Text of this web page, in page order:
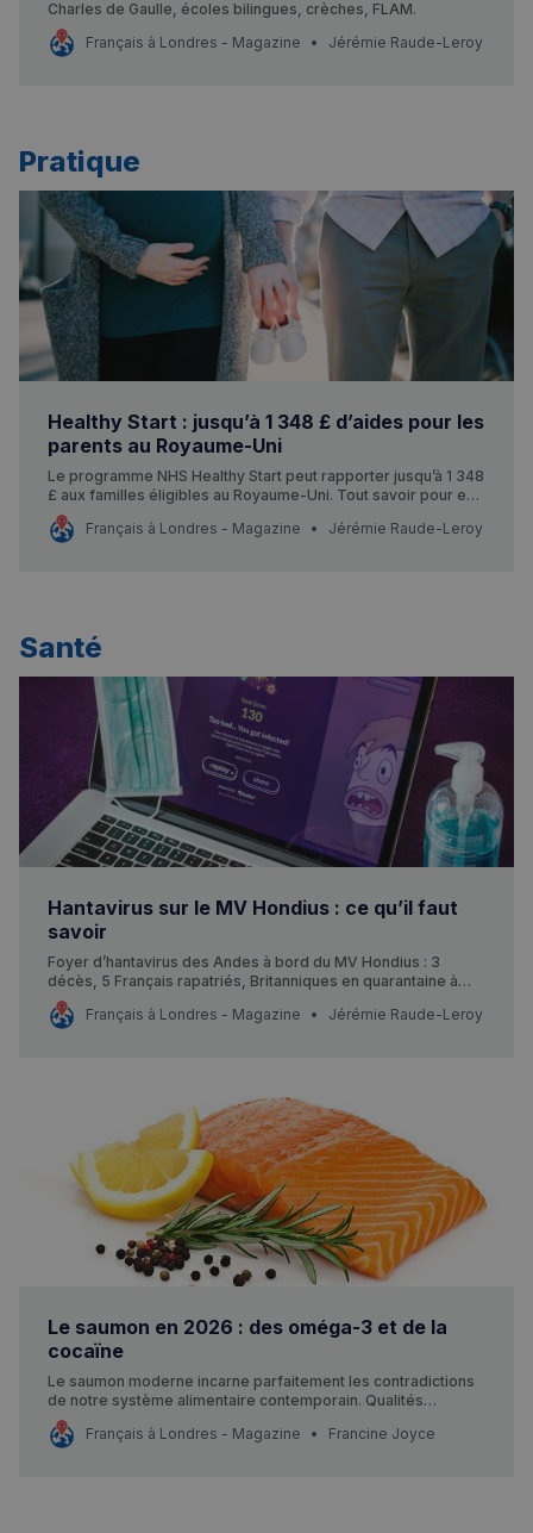
Charles de Gaulle, écoles bilingues, crèches, FLAM.
Français à Londres - Magazine
Jérémie Raude-Leroy
Pratique
Healthy Start : jusqu’à 1 348 £ d’aides pour les
parents au Royaume-Uni
Le programme NHS Healthy Start peut rapporter jusqu’à 1 348
£ aux familles éligibles au Royaume-Uni. Tout savoir pour en
profiter en tant que francophone.
Français à Londres - Magazine
Jérémie Raude-Leroy
Santé
Hantavirus sur le MV Hondius : ce qu’il faut
savoir
Foyer d’hantavirus des Andes à bord du MV Hondius : 3
décès, 5 Français rapatriés, Britanniques en quarantaine à
Arrowe Park. Ce qu’il faut savoir.
Français à Londres - Magazine
Jérémie Raude-Leroy
Le saumon en 2026 : des oméga-3 et de la
cocaïne
Le saumon moderne incarne parfaitement les contradictions
de notre système alimentaire contemporain. Qualités
nutritionnelles exceptionnelles mais victime de son succès, il
est aujourd’hui à l’origine de problèmes environnementaux et
Français à Londres - Magazine Francine Joyce